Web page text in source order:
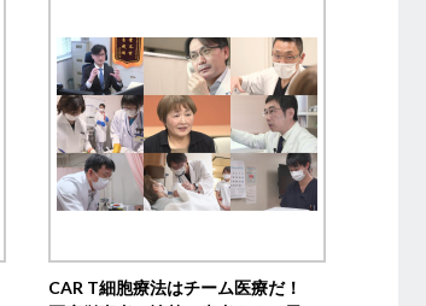
CAR T細胞療法はチーム医療だ！